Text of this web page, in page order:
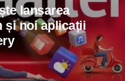
lansarea
și noi aplicații